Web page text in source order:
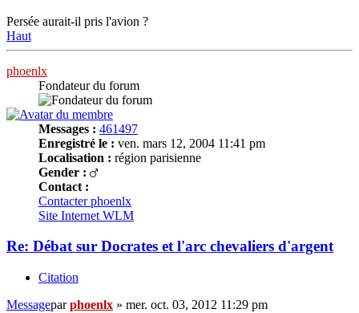
Persée aurait-il pris l'avion ?
Haut
phoenlx
Fondateur du forum
Messages : 461497
Enregistré le : ven. mars 12, 2004 11:41 pm
Localisation : région parisienne
Gender :
Contact :
Contacter phoenlx
Site Internet WLM
Re: Débat sur Docrates et l'arc chevaliers d'argent
Citation
Messageparphoenlx » mer. oct. 03, 2012 11:29 pm